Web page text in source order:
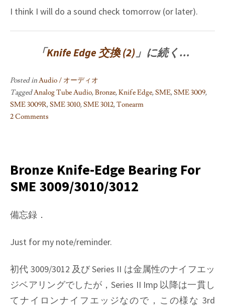
I think I will do a sound check tomorrow (or later).
「Knife Edge 交換 (2) 」に続く…
Posted inAudio / オーディオ
TaggedAnalog Tube Audio,Bronze,Knife Edge,SME,SME 3009,
SME 3009R,SME 3010,SME 3012,Tonearm
2 Comments
交
換
(1)
Bronze Knife-Edge Bearing For
SME 3009/3010/3012
備忘録．
Just for my note/reminder.
初代 3009/3012 及び Series II は金属性のナイフエッ
ジベアリングでしたが，Series II Imp 以降は一貫し
てナイロンナイフエッジなので，この様な 3rd